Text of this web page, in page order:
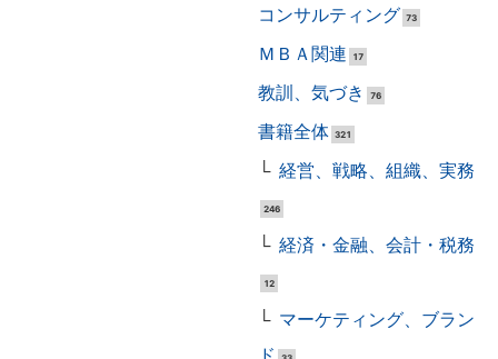
コンサルティング 73
ＭＢＡ関連 17
教訓、気づき 76
書籍全体 321
経営、戦略、組織、実務
246
経済・金融、会計・税務
12
マーケティング、ブラン
ド